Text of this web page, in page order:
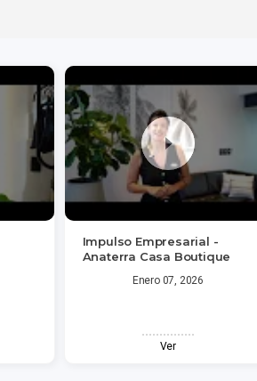
Impulso Empresarial -
Anaterra Casa Boutique
Enero 07, 2026
Ver